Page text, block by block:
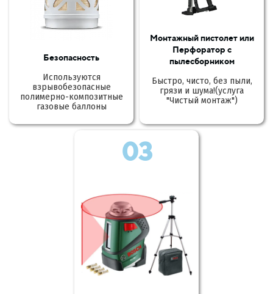
Безопасность
Используются
взрывобезопасные
полимерно-композитные
газовые баллоны
Монтажный пистолет или
Перфоратор с
пылесборником
Быстро, чисто, без пыли,
грязи и шума!(услуга
"Чистый монтаж")
03